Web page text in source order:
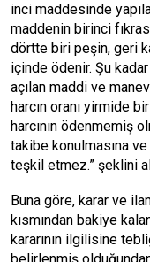
inci maddesinde
maddenin birinci
dörtte biri peşin, geri
içinde ödenir. Şu
açılan maddi ve
harcın oranı yirmide
harcının ödenmemiş
takibe konulmasına
teşkil etmez.” şeklini
Buna göre, karar ve
kısmından bakiye
kararının ilgilisine